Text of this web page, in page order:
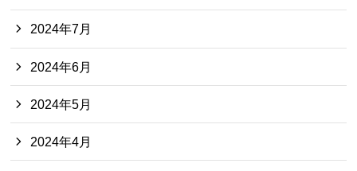
2024年7月
2024年6月
2024年5月
2024年4月